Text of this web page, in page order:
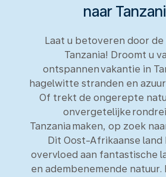
naar
Laat u betoveren door de
Tanzania! Droomt u
ontspannen vakantie in
hagelwitte stranden en
Of trekt de ongerepte
onvergetelijke
Tanzania maken, op zoek
Dit Oost-Afrikaanse land
overvloed aan fantastische
en adembenemende natuur.